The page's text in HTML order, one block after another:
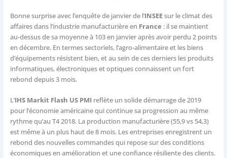
Bonne surprise avec l’enquête de janvier de l’INSEEsur le climat des
affaires dans l’industrie manufacturière en France : il se maintient
au-dessus de sa moyenne à 103 en janvier après avoir perdu 2 points
en décembre. En termes sectoriels, l’agro-alimentaire et les biens
d’équipements résistent bien, et au sein de ces derniers les produits
informatiques, électroniques et optiques connaissent un fort
rebond depuis 3 mois.
L’IHS Markit Flash US PMI reflète un solide démarrage de 2019
pour l’économie américaine qui continue sa progression au même
rythme qu’au T4 2018. La production manufacturière (55,9 vs 54,3)
est même à un plus haut de 8 mois. Les entreprises enregistrent un
rebond des nouvelles commandes qui repose sur des conditions
économiques en amélioration et une confiance résiliente des clients.